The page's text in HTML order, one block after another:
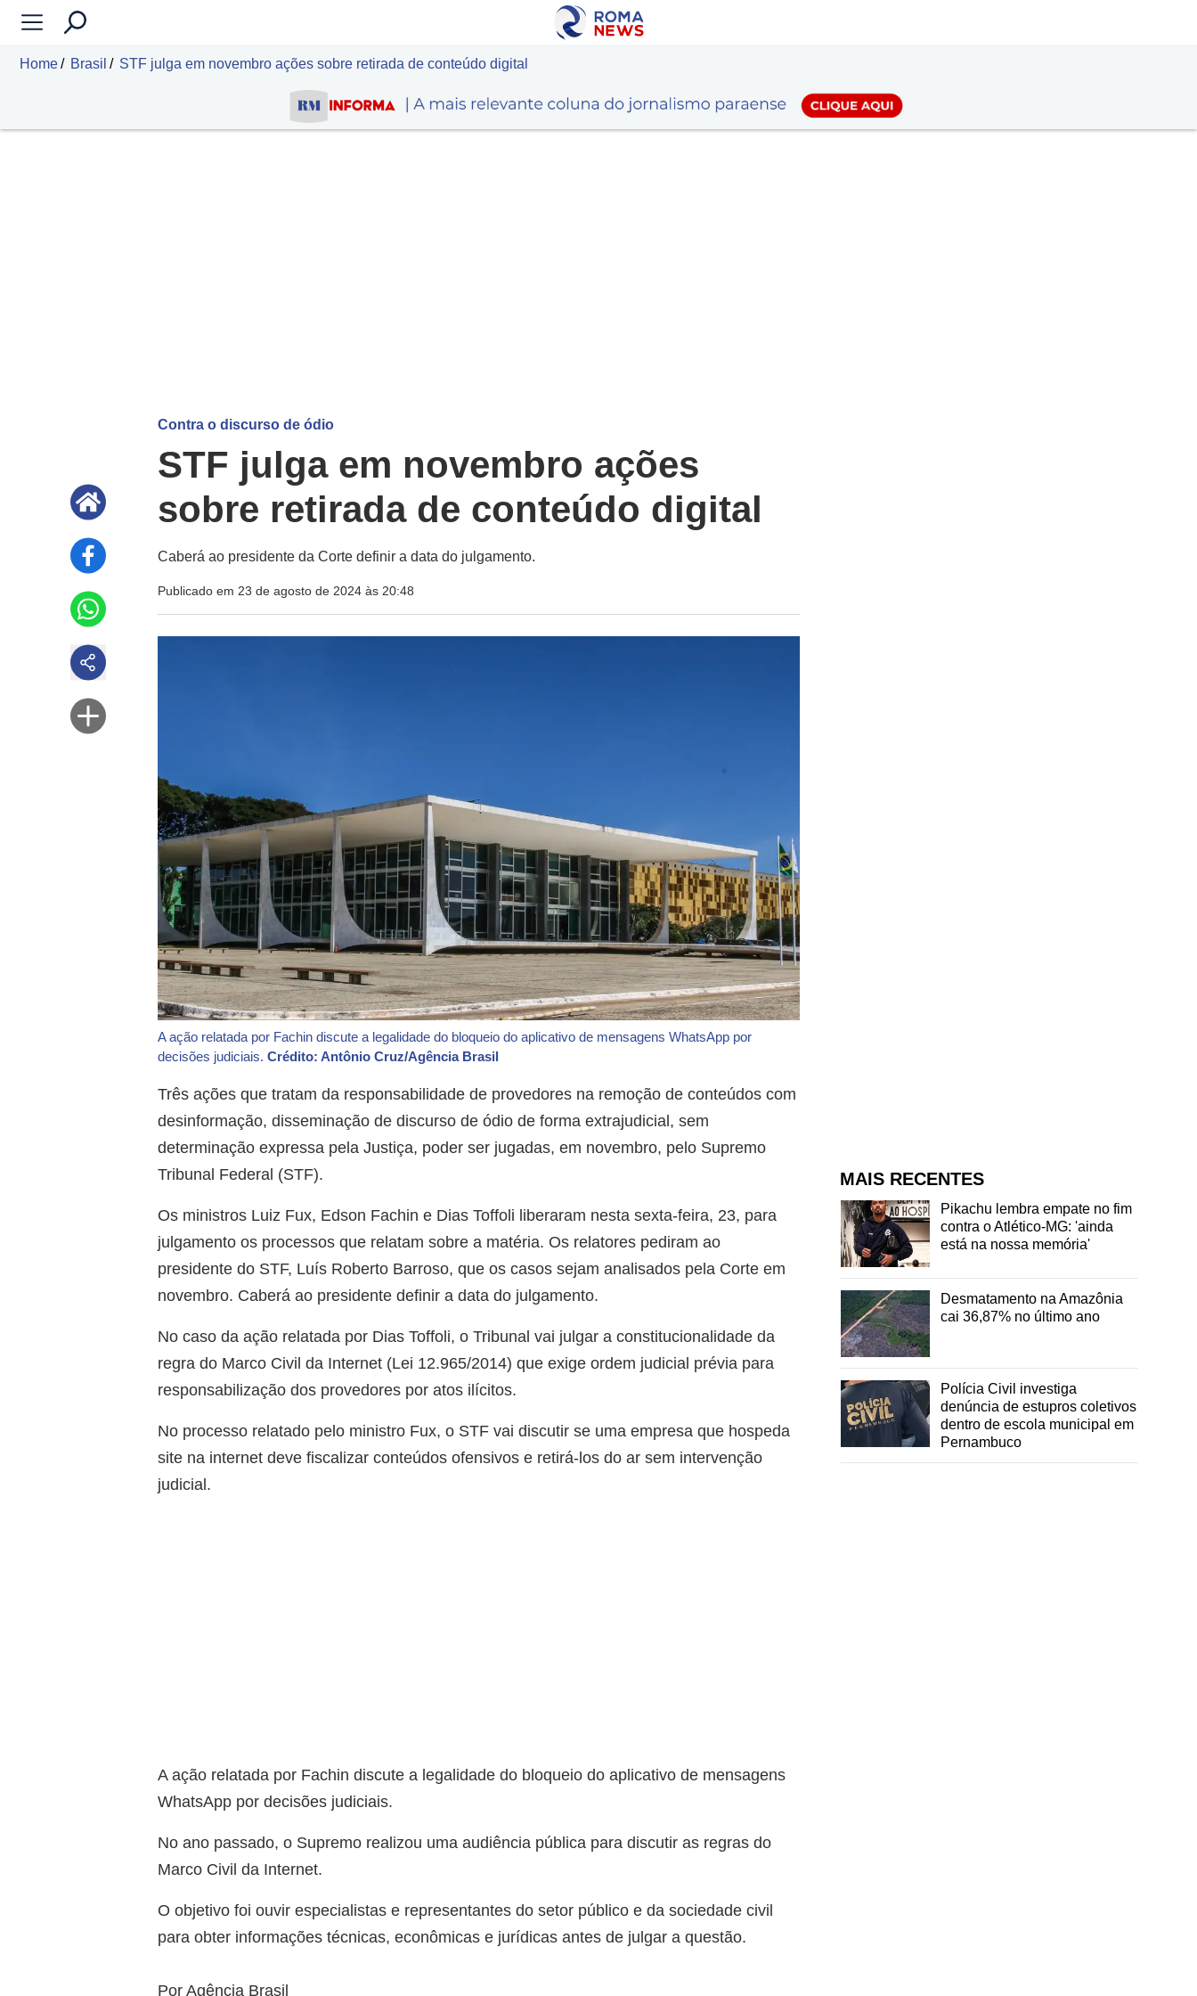
Home Brasil STF julga em novembro ações sobre retirada de conteúdo digital
Contra o discurso de ódio
STF julga em novembro ações
sobre retirada de conteúdo digital
Caberá ao presidente da Corte definir a data do julgamento.
Publicado em 23 de agosto de 2024 às 20:48
A ação relatada por Fachin discute a legalidade do bloqueio do aplicativo de mensagens WhatsApp por
decisões judiciais.Crédito: Antônio Cruz/Agência Brasil
Três ações que tratam da responsabilidade de provedores na remoção de conteúdos com
desinformação, disseminação de discurso de ódio de forma extrajudicial, sem
determinação expressa pela Justiça, poder ser jugadas, em novembro, pelo Supremo
Tribunal Federal (STF).
Os ministros Luiz Fux, Edson Fachin e Dias Toffoli liberaram nesta sexta-feira, 23, para
julgamento os processos que relatam sobre a matéria. Os relatores pediram ao
presidente do STF, Luís Roberto Barroso, que os casos sejam analisados pela Corte em
novembro. Caberá ao presidente definir a data do julgamento.
No caso da ação relatada por Dias Toffoli, o Tribunal vai julgar a constitucionalidade da
regra do Marco Civil da Internet (Lei 12.965/2014) que exige ordem judicial prévia para
responsabilização dos provedores por atos ilícitos.
No processo relatado pelo ministro Fux, o STF vai discutir se uma empresa que hospeda
site na internet deve fiscalizar conteúdos ofensivos e retirá-los do ar sem intervenção
judicial.
A ação relatada por Fachin discute a legalidade do bloqueio do aplicativo de mensagens
WhatsApp por decisões judiciais.
No ano passado, o Supremo realizou uma audiência pública para discutir as regras do
Marco Civil da Internet.
O objetivo foi ouvir especialistas e representantes do setor público e da sociedade civil
para obter informações técnicas, econômicas e jurídicas antes de julgar a questão.
Por Agência Brasil
MAIS RECENTES
Pikachu lembra empate no fim
contra o Atlético-MG: 'ainda
está na nossa memória'
Desmatamento na Amazônia
cai 36,87% no último ano
Polícia Civil investiga
denúncia de estupros coletivos
dentro de escola municipal em
Pernambuco